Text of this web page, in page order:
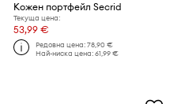
Кожен портфейл Secrid
Текуща цена:
53,99 €
Редовна цена:78,90 €
Най-ниска цена:61,99 €